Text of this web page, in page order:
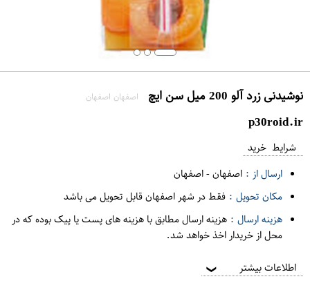
نوشیدنی زرد آلو 200 میل سن ایچ اصفهان اصفهان
p30roid.ir
شرایط خرید
ارسال از : اصفهان-اصفهان
مکان تحویل : فقط در شهر اصفهان قابل تحویل می باشد
هزینه ارسال : هزینه ارسال مطابق با هزینه های پست یا پیک بوده که در
محل از خریدار اخذ خواهد شد.
اطلاعات بیشتر ❯